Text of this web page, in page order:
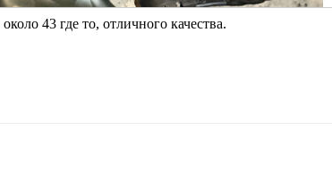
43 где то, отличного качества.